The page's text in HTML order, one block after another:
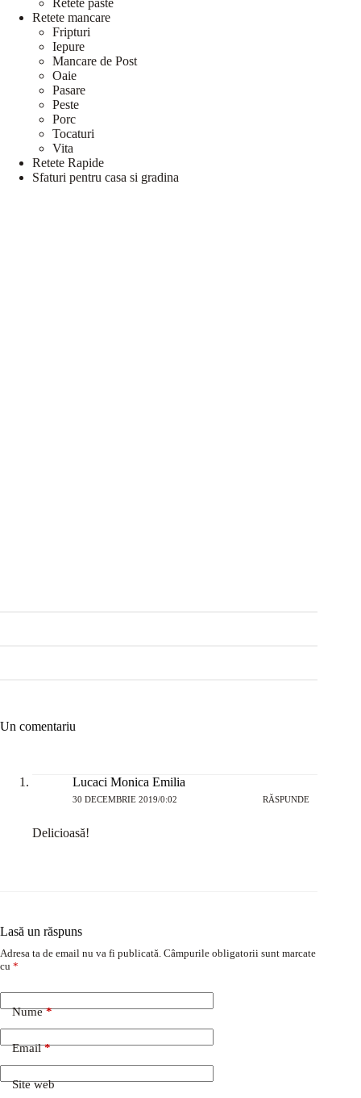
Retete mancare
Fripturi
Iepure
Mancare de Post
Oaie
Pasare
Peste
Porc
Tocaturi
Vita
Retete Rapide
Sfaturi pentru casa si gradina
Un comentariu
Lucaci Monica Emilia
30 DECEMBRIE 2019/0:02 RĂSPUNDE
Delicioasă!
Lasă un răspuns
Adresa ta de email nu va fi publicată. Câmpurile obligatorii sunt marcate
cu *
Nume*
Email*
Site web